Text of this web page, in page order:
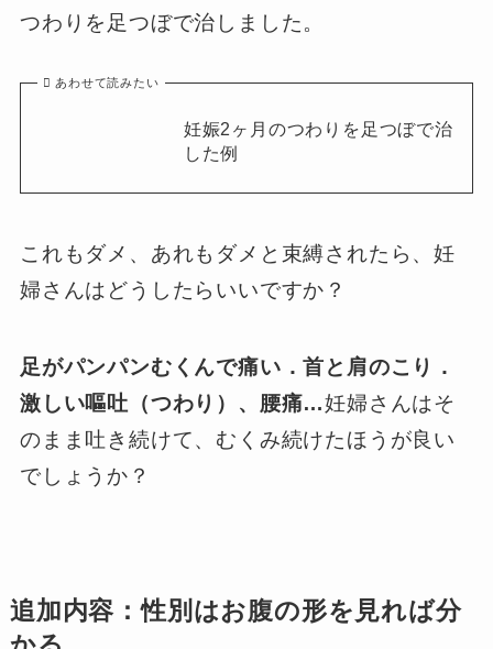
つわりを足つぼで治しました。
あわせて読みたい
妊娠2ヶ月のつわりを足つぼで治
した例
これもダメ、あれもダメと束縛されたら、妊
婦さんはどうしたらいいですか？
足がパンパンむくんで痛い．首と肩のこり．
激しい嘔吐（つわり）、腰痛…妊婦さんはそ
のまま吐き続けて、むくみ続けたほうが良い
でしょうか？
追加内容：性別はお腹の形を見れば分